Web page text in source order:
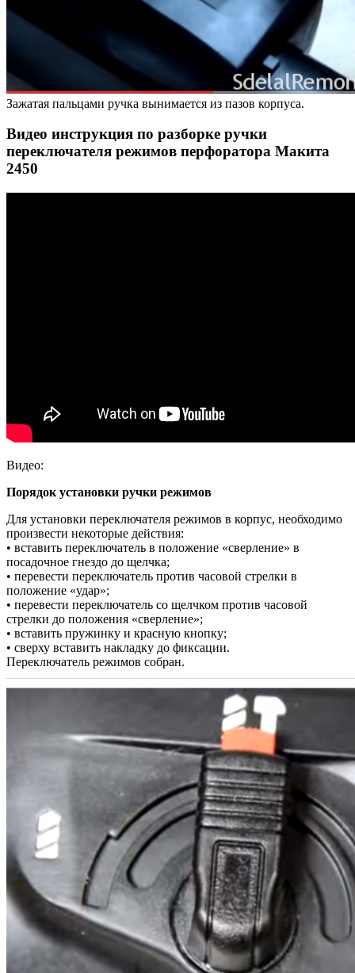
Зажатая пальцами ручка вынимается из пазов корпуса.
Видео инструкция по разборке ручки
переключателя режимов перфоратора Макита
2450
Видео:
Порядок установки ручки режимов
Для установки переключателя режимов в корпус, необходимо
произвести некоторые действия:
• вставить переключатель в положение «сверление» в
посадочное гнездо до щелчка;
• перевести переключатель против часовой стрелки в
положение «удар»;
• перевести переключатель со щелчком против часовой
стрелки до положения «сверление»;
• вставить пружинку и красную кнопку;
• сверху вставить накладку до фиксации.
Переключатель режимов собран.